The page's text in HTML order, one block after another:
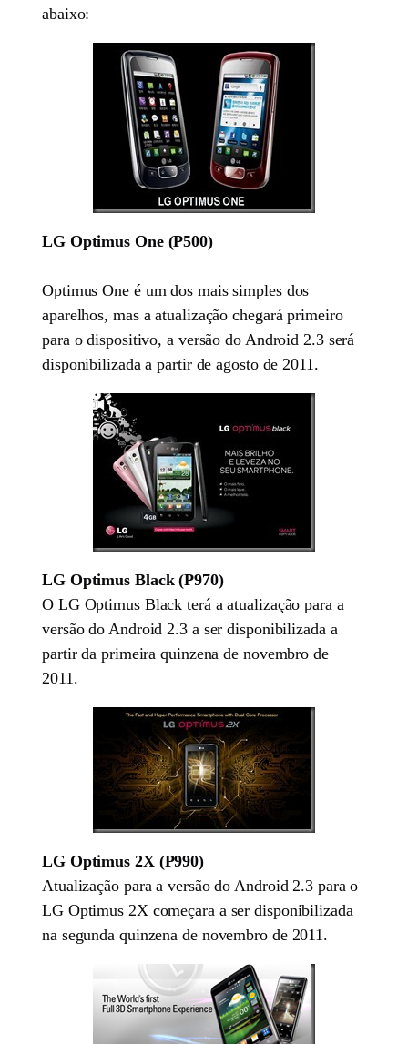
abaixo:
LG Optimus One (P500)
Optimus One é um dos mais simples dos
aparelhos, mas a atualização chegará primeiro
para o dispositivo, a versão do Android 2.3 será
disponibilizada a partir de agosto de 2011.
LG Optimus Black (P970)
O LG Optimus Black terá a atualização para a
versão do Android 2.3 a ser disponibilizada a
partir da primeira quinzena de novembro de
2011.
LG Optimus 2X (P990)
Atualização para a versão do Android 2.3 para o
LG Optimus 2X começara a ser disponibilizada
na segunda quinzena de novembro de 2011.